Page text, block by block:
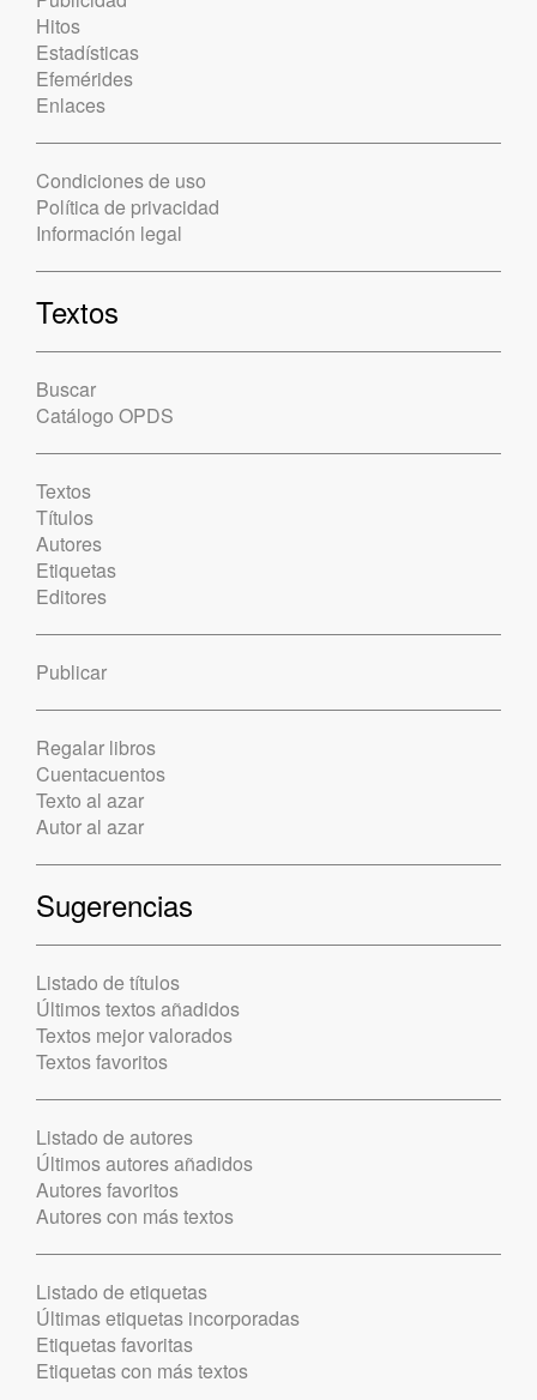
Hitos
Estadísticas
Efemérides
Enlaces
Condiciones de uso
Política de privacidad
Información legal
Textos
Buscar
Catálogo OPDS
Textos
Títulos
Autores
Etiquetas
Editores
Publicar
Regalar libros
Cuentacuentos
Texto al azar
Autor al azar
Sugerencias
Listado de títulos
Últimos textos añadidos
Textos mejor valorados
Textos favoritos
Listado de autores
Últimos autores añadidos
Autores favoritos
Autores con más textos
Listado de etiquetas
Últimas etiquetas incorporadas
Etiquetas favoritas
Etiquetas con más textos